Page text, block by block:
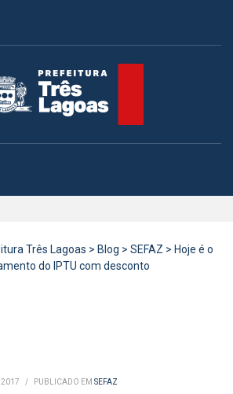
Três Lagoas > Blog > SEFAZ > Hoje é o
do IPTU com desconto
2017 / PUBLICADO EM SEFAZ